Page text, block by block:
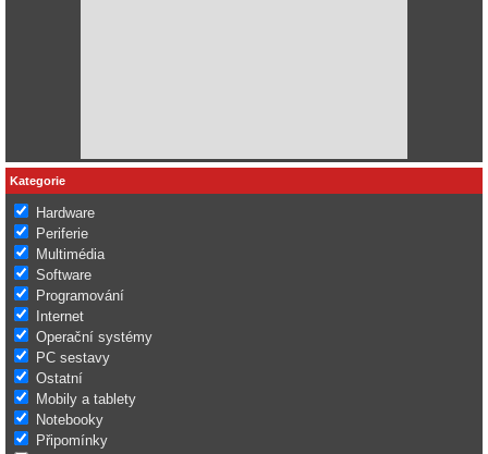
Kategorie
Hardware
Periferie
Multimédia
Software
Programování
Internet
Operační systémy
PC sestavy
Ostatní
Mobily a tablety
Notebooky
Připomínky